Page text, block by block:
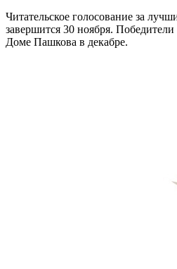
Читательское голосование за
завершится 30 ноября.
Доме Пашкова в декабре.